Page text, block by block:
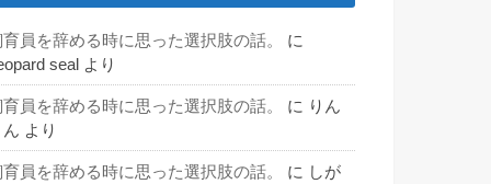
員を辞める時に思った選択肢の話。
に
seal より
員を辞める時に思った選択肢の話。 に りん
より
員を辞める時に思った選択肢の話。 に しが